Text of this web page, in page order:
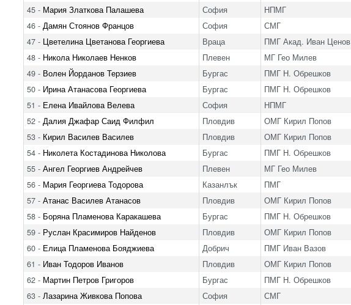
45 - Мария Златкова Палашева София НПМГ
46 - Дамян Стоянов Францов София СМГ
47 - Цветелина Цветанова Георгиева Враца ПМГ Акад. Иван Ценов
48 - Никола Николаев Ненков Плевен МГ Гео Милев
49 - Волен Йорданов Терзиев Бургас ПМГ Н. Обрешков
50 - Ирина Атанасова Георгиева Бургас ПМГ Н. Обрешков
51 - Елена Ивайлова Велева София НПМГ
52 - Далия Джафар Саид Филфил Пловдив ОМГ Кирил Попов
53 - Кирил Василев Василев Пловдив ОМГ Кирил Попов
54 - Николета Костадинова Николова Бургас ПМГ Н. Обрешков
55 - Ангел Георгиев Андрейчев Плевен МГ Гео Милев
56 - Мария Георгиева Тодорова Казанлък ПМГ
57 - Атанас Василев Атанасов Пловдив ОМГ Кирил Попов
58 - Боряна Пламенова Каракашева Бургас ПМГ Н. Обрешков
59 - Руслан Красимиров Найденов Пловдив ОМГ Кирил Попов
60 - Елица Пламенова Бояджиева Добрич ПМГ Иван Вазов
61 - Иван Тодоров Иванов Пловдив ОМГ Кирил Попов
62 - Мартин Петров Григоров Бургас ПМГ Н. Обрешков
63 - Лазарина Живкова Попова София СМГ